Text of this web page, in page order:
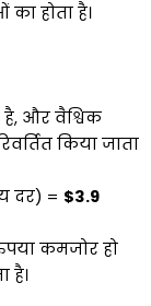
होता है।
है, और वैश्विक
किया जाता
दर) = $3.9
कमजोर हो
है।